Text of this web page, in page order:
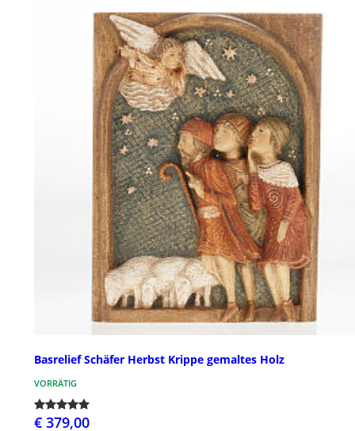
Basrelief Schäfer Herbst Krippe gemaltes Holz
VORRÄTIG
€ 379,00